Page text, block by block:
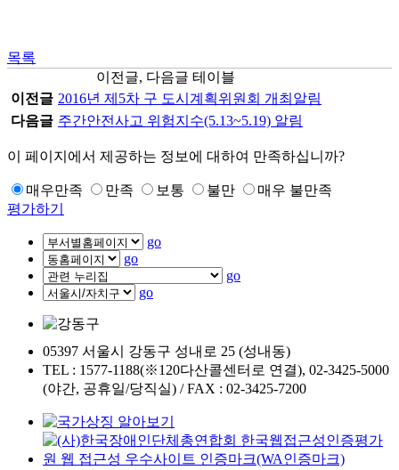
목록
이전글, 다음글 테이블
이전글 2016년 제5차 구 도시계획위원회 개최알림
다음글 주간안전사고 위험지수(5.13~5.19) 알림
이 페이지에서 제공하는 정보에 대하여 만족하십니까?
매우만족 만족 보통 불만
매우 불만족
평가하기
go
go
go
go
05397 서울시 강동구 성내로 25 (성내동)
TEL : 1577-1188(※120다산콜센터로 연결), 02-3425-5000
(야간, 공휴일/당직실) / FAX : 02-3425-7200